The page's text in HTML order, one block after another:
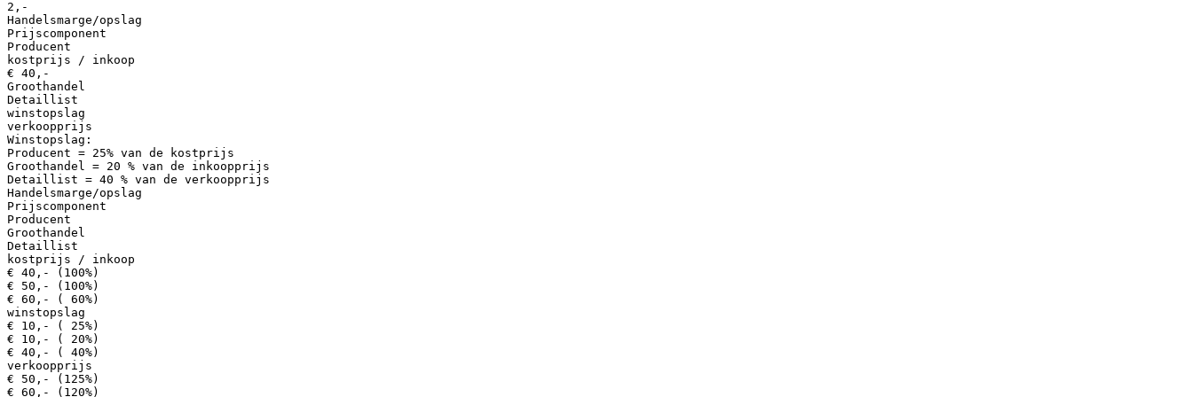
2,-
Handelsmarge/opslag
Prijscomponent
Producent
kostprijs / inkoop
€ 40,-
Groothandel
Detaillist
winstopslag
verkoopprijs
Winstopslag:
Producent = 25% van de kostprijs
Groothandel = 20 % van de inkoopprijs
Detaillist = 40 % van de verkoopprijs
Handelsmarge/opslag
Prijscomponent
Producent
Groothandel
Detaillist
kostprijs / inkoop
€ 40,- (100%)
€ 50,- (100%)
€ 60,- ( 60%)
winstopslag
€ 10,- ( 25%)
€ 10,- ( 20%)
€ 40,- ( 40%)
verkoopprijs
€ 50,- (125%)
€ 60,- (120%)